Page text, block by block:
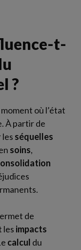
t-
?
où l’état
À partir de
séquelles
soins,
de
les impacts
calcul du